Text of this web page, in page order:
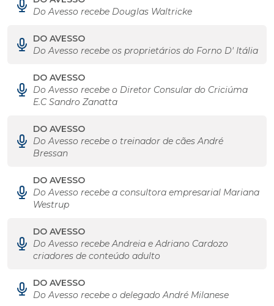
Do Avesso recebe Douglas Waltricke
DO AVESSO
Do Avesso recebe os proprietários do Forno D' Itália
DO AVESSO
Do Avesso recebe o Diretor Consular do Criciúma
E.C Sandro Zanatta
DO AVESSO
Do Avesso recebe o treinador de cães André
Bressan
DO AVESSO
Do Avesso recebe a consultora empresarial Mariana
Westrup
DO AVESSO
Do Avesso recebe Andreia e Adriano Cardozo
criadores de conteúdo adulto
DO AVESSO
Do Avesso recebe o delegado André Milanese